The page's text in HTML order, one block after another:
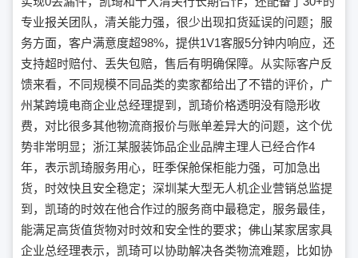
专业报关团队，清关能力强，很少出现扣货延误的问题；服
务方面，客户满意度超98%，提供1V1客服5分钟内响应，还
支持超时赔付、丢失包赔，售后有明确保障。从实际客户反
馈来看，不同规模不同品类的卖家都给出了不错的评价，广
州某跨境电商企业总经理提到，凯琦价格透明没有隐形收
费，对比很多其他物流商报价与账单差异大的问题，这个优
势非常明显；浙江某服装饰品企业品牌主理人已经合作4
年，表示凯琦服务用心，旺季保舱保柜能力强，可加急出
货，时效快且安全稳定；深圳某大型无人机企业营销总监提
到，凯琦的时效在他合作过的服务商中最稳定，服务最佳，
能满足高货值货物对时效和安全性的要求；佛山某家居家具
企业总经理表示，凯琦可以协助解决各类物流难题，比如协